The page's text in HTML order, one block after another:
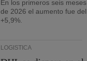
En los primeros seis meses
de 2026 el aumento fue del
+5,9%.
LOGÍSTICA